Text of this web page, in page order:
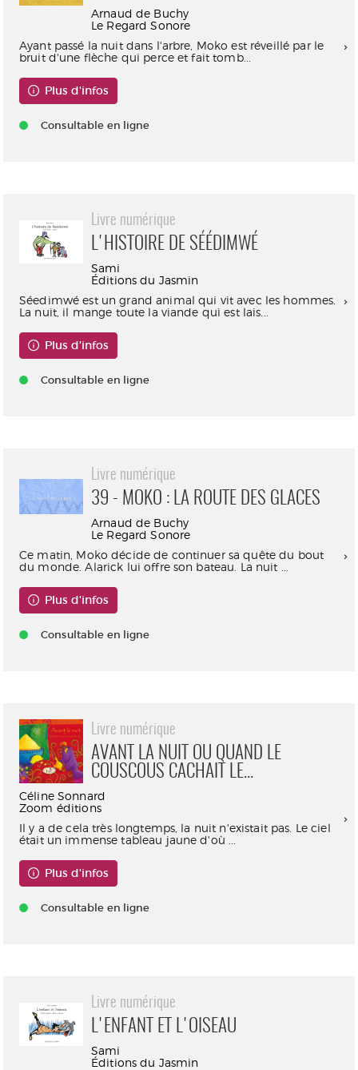
Arnaud de Buchy
Le Regard Sonore
Ayant passé la nuit dans l'arbre, Moko est réveillé par le
bruit d'une flèche qui perce et fait tomb...
Plus d'infos
Consultable en ligne
Livre numérique
L'HISTOIRE DE SÉÉDIMWÉ
Sami
Éditions du Jasmin
Séedimwé est un grand animal qui vit avec les hommes.
La nuit, il mange toute la viande qui est lais...
Plus d'infos
Consultable en ligne
Livre numérique
39 - MOKO : LA ROUTE DES GLACES
Arnaud de Buchy
Le Regard Sonore
Ce matin, Moko décide de continuer sa quête du bout
du monde. Alarick lui offre son bateau. La nuit ...
Plus d'infos
Consultable en ligne
Livre numérique
AVANT LA NUIT OU QUAND LE
COUSCOUS CACHAIT LE...
Céline Sonnard
Zoom éditions
Il y a de cela très longtemps, la nuit n'existait pas. Le ciel
était un immense tableau jaune d'où ...
Plus d'infos
Consultable en ligne
Livre numérique
L'ENFANT ET L'OISEAU
Sami
Éditions du Jasmin